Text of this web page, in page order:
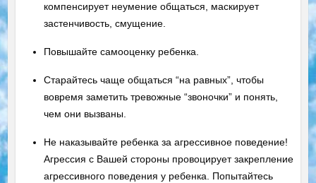
компенсирует неумение общаться, маскирует
застенчивость, смущение.
Повышайте самооценку ребенка.
Старайтесь чаще общаться “на равных”, чтобы
вовремя заметить тревожные “звоночки” и понять,
чем они вызваны.
Не наказывайте ребенка за агрессивное поведение!
Агрессия с Вашей стороны провоцирует закрепление
агрессивного поведения у ребенка. Попытайтесь